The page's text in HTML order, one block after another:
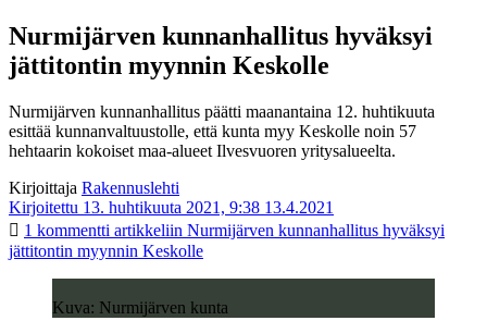
Nurmijärven kunnanhallitus hyväksyi
jättitontin myynnin Keskolle
Nurmijärven kunnanhallitus päätti maanantaina 12. huhtikuuta
esittää kunnanvaltuustolle, että kunta myy Keskolle noin 57
hehtaarin kokoiset maa-alueet Ilvesvuoren yritysalueelta.
Kirjoittaja Rakennuslehti
Kirjoitettu 13. huhtikuuta 2021, 9:38 13.4.2021
1 kommentti artikkeliin Nurmijärven kunnanhallitus hyväksyi
jättitontin myynnin Keskolle
Kuva: Nurmijärven kunta